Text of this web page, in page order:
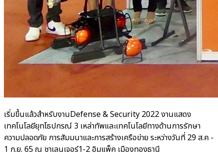
เริ่มขึ้นแล้วสำหรับงานDefense & Security 2022 งานแสดง
เทคโนโลยียุทโธปกรณ์ 3 เหล่าทัพและเทคโนโลยีทางด้านการรักษา
ความปลอดภัย การสัมมนาและการสร้างเครือข่าย ระหว่างวันที่ 29 ส.ค -
1 ก.ย. 65 ณ ชาเลนเจอร์1-2 อิมแพ็ค เมืองทองธานี